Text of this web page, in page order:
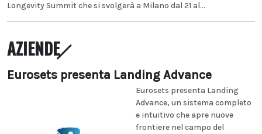
Longevity Summit che si svolgerà a Milano dal 21 al...
AZIENDE
Eurosets presenta Landing Advance
Eurosets presenta Landing
Advance, un sistema completo
e intuitivo che apre nuove
frontiere nel campo del